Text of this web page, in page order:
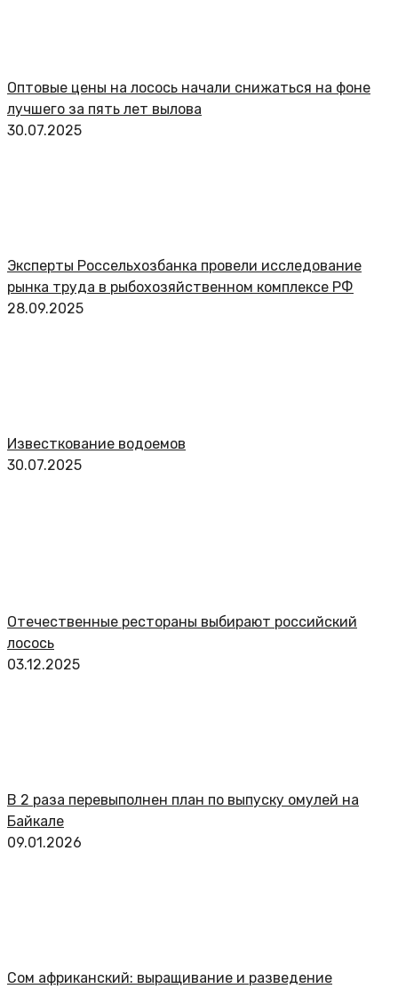
Оптовые цены на лосось начали снижаться на фоне
лучшего за пять лет вылова
30.07.2025
Эксперты Россельхозбанка провели исследование
рынка труда в рыбохозяйственном комплексе РФ
28.09.2025
Известкование водоемов
30.07.2025
Отечественные рестораны выбирают российский
лосось
03.12.2025
В 2 раза перевыполнен план по выпуску омулей на
Байкале
09.01.2026
Сом африканский: выращивание и разведение